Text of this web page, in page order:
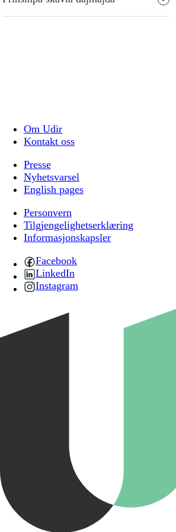
Om Udir
Kontakt oss
Presse
Nyhetsvarsel
English pages
Personvern
Tilgjengelighetserklæring
Informasjonskapsler
Facebook
LinkedIn
Instagram